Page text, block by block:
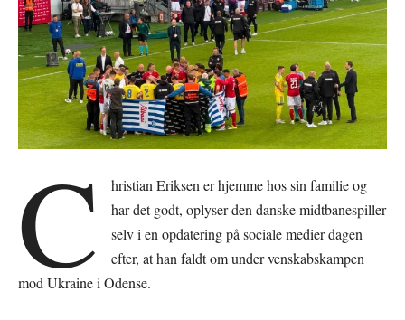
C
hristian Eriksen er hjemme hos sin familie og
har det godt, oplyser den danske midtbanespiller
selv i en opdatering på sociale medier dagen
efter, at han faldt om under venskabskampen
mod Ukraine i Odense.